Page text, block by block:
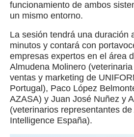
funcionamiento de ambos
un mismo entorno.
La sesión tendrá una duración
minutos y contará con
empresas expertos en el área
Almudena Molinero
ventas y marketing de
Portugal), Paco López
AZASA) y Juan José Nuñez y
(veterinarios representantes
Intelligence España).